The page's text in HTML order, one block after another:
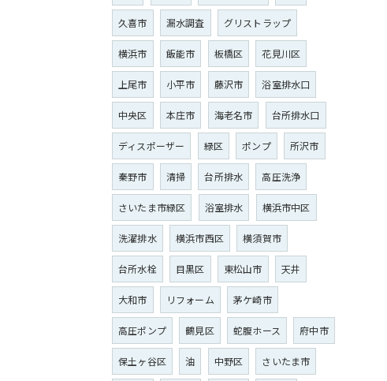
久喜市 漏水調査 グリストラップ
横浜市 飯能市 板橋区 花見川区
上尾市 小平市 藤沢市 浴室排水口
中央区 本庄市 海老名市 台所排水口
ディスポーザー 緑区 ポンプ 所沢市
秦野市 清掃 台所排水 高圧洗浄
さいたま市緑区 浴室排水 横浜市中区
洗濯排水 横浜市西区 横須賀市
台所水栓 目黒区 東松山市 天井
大和市 リフォーム 茅ケ崎市
高圧ポンプ 鶴見区 蛇腹ホース 府中市
保土ヶ谷区 油 中野区 さいたま市